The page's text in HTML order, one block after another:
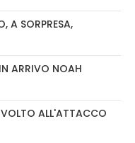
A SORPRESA,
ARRIVO NOAH
ALL'ATTACCO